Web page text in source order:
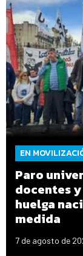
EN
Paro
docentes
huelga
medida
7 de agosto de